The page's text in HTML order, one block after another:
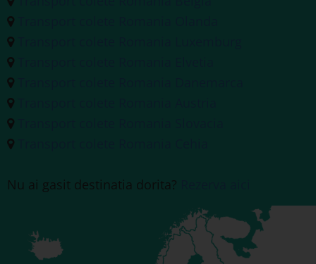
Nu ai gasit destinatia dorita?